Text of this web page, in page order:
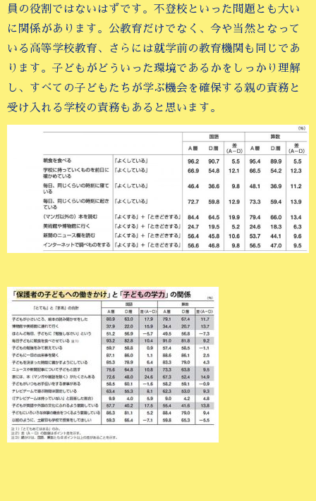
員の役割ではないはずです。不登校といった問題とも大い
に関係があります。公教育だけでなく、今や当然となって
いる高等学校教育、さらには就学前の教育機関も同じであ
ります。子どもがどういった環境であるかをしっかり理解
し、すべての子どもたちが学ぶ機会を確保する親の責務と
受け入れる学校の責務もあると思います。